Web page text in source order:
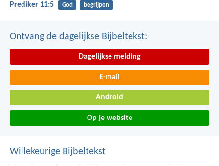
Prediker 11:5 God begrijpen
Ontvang de dagelijkse Bijbeltekst:
Dagelijkse melding
E-mail
Android
Op je website
Willekeurige Bijbeltekst